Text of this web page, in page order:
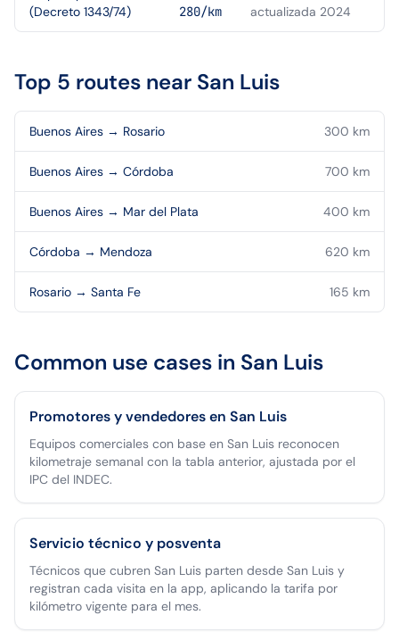
(Decreto 1343/74)
280/km
actualizada 2024
Top 5 routes near San Luis
Buenos Aires → Rosario 300 km
Buenos Aires → Córdoba 700 km
Buenos Aires → Mar del Plata 400 km
Córdoba → Mendoza 620 km
Rosario → Santa Fe 165 km
Common use cases in San Luis
Promotores y vendedores en San Luis
Equipos comerciales con base en San Luis reconocen
kilometraje semanal con la tabla anterior, ajustada por el
IPC del INDEC.
Servicio técnico y posventa
Técnicos que cubren San Luis parten desde San Luis y
registran cada visita en la app, aplicando la tarifa por
kilómetro vigente para el mes.